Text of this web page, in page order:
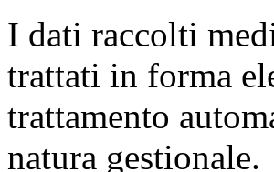
I dati raccolti
trattati in forma
trattamento
natura gestionale.